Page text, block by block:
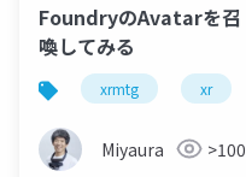
FoundryのAvatarを召
喚してみる
xrmtg xr
Miyaura >100